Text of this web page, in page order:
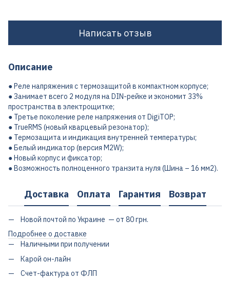
Написать отзыв
Описание
● Реле напряжения с термозащитой в компактном корпусе;
● Занимает всего 2 модуля на DIN-рейке и экономит 33%
пространства в электрощитке;
● Третье поколение реле напряжения от DigiTOP;
● TrueRMS (новый кварцевый резонатор);
● Термозащита и индикация внутренней температуры;
● Белый индикатор (версия M2W);
● Новый корпус и фиксатор;
● Возможность полноценного транзита нуля (Шина – 16 мм2).
Доставка Оплата Гарантия Возврат
Новой почтой по Украине — от 80 грн.
Подробнее о доставке
Наличными при получении
Карой он-лайн
Счет-фактура от ФЛП